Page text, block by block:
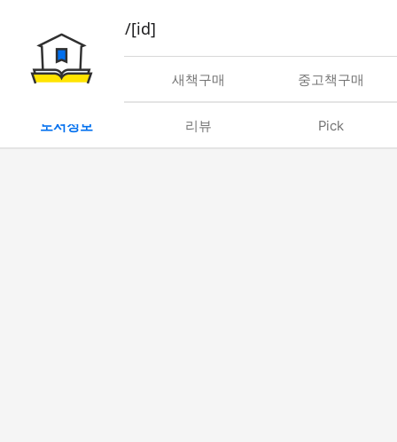
book/rent/[id]
대여 새책구매 중고책구매
도서정보 리뷰 Pick